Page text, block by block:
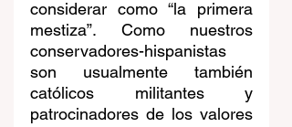
considerar como “la primera
mestiza”. Como nuestros
conservadores-hispanistas
son usualmente también
católicos militantes y
patrocinadores de los valores